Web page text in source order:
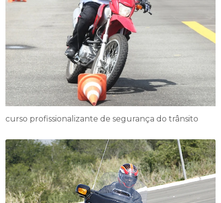
curso profissionalizante de segurança do trânsito